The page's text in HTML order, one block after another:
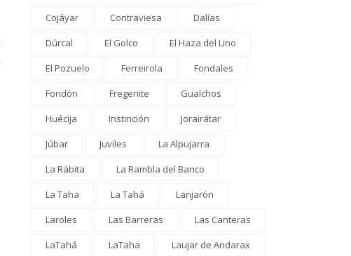
Cojáyar
Contraviesa
Dalías
Dúrcal
El Golco
El Haza del Lino
El Pozuelo
Ferreirola
Fondales
Fondón
Fregenite
Gualchos
Huécija
Instinción
Jorairátar
Júbar
Juviles
La Alpujarra
La Rábita
La Rambla del Banco
La Taha
La Tahá
Lanjarón
Laroles
Las Barreras
Las Canteras
LaTahá
LaTaha
Laujar de Andarax